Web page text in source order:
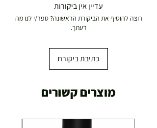
עדיין אין ביקורות
רוצה להוסיף את הביקורת הראשונה? ספר/י לנו מה
דעתך.
כתיבת ביקורת
מוצרים קשורים